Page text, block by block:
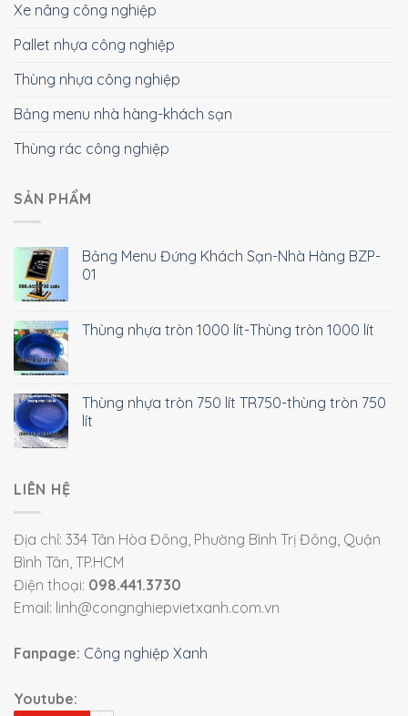
Xe nâng công nghiệp
Pallet nhựa công nghiệp
Thùng nhựa công nghiệp
Bảng menu nhà hàng-khách sạn
Thùng rác công nghiệp
SẢN PHẨM
Bảng Menu Đứng Khách Sạn-Nhà Hàng BZP-
01
Thùng nhựa tròn 1000 lít-Thùng tròn 1000 lít
Thùng nhựa tròn 750 lít TR750-thùng tròn 750
lít
LIÊN HỆ
Địa chỉ: 334 Tân Hòa Đông, Phường Bình Trị Đông, Quận
Bình Tân, TP.HCM
Điện thoại: 098.441.3730
Email: linh@congnghiepvietxanh.com.vn
Fanpage: Công nghiệp Xanh
Youtube: